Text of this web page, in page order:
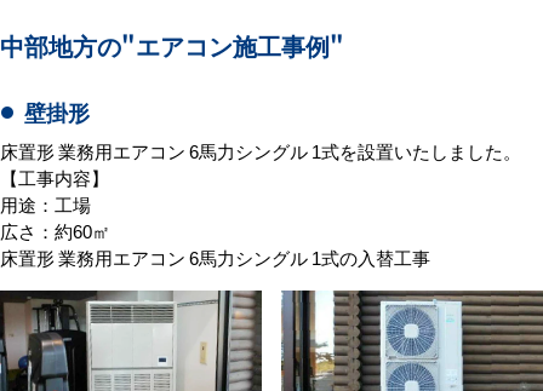
中部地方の"エアコン施工事例"
壁掛形
床置形 業務用エアコン 6馬力シングル 1式を設置いたしました。
【工事内容】
用途：工場
広さ：約60㎡
床置形 業務用エアコン 6馬力シングル 1式の入替工事